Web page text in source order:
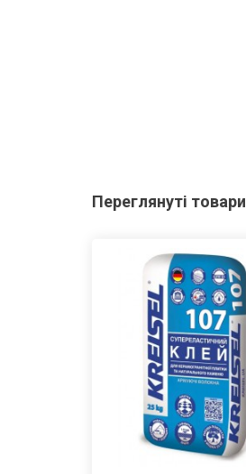
Переглянуті товари